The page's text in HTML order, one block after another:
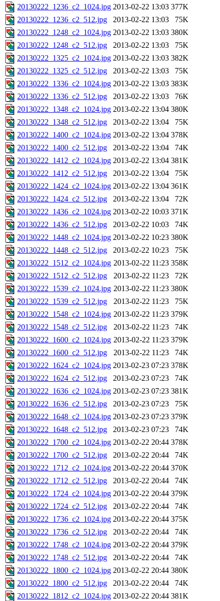
20130222_1236_c2_1024.jpg 2013-02-22 13:03 377K
20130222_1236_c2_512.jpg
2013-02-22 13:03
75K
20130222_1248_c2_1024.jpg 2013-02-22 13:03 380K
20130222_1248_c2_512.jpg
2013-02-22 13:03
75K
20130222_1325_c2_1024.jpg 2013-02-22 13:03 382K
20130222_1325_c2_512.jpg
2013-02-22 13:03
75K
20130222_1336_c2_1024.jpg 2013-02-22 13:03 383K
20130222_1336_c2_512.jpg
2013-02-22 13:03
76K
20130222_1348_c2_1024.jpg 2013-02-22 13:04 380K
20130222_1348_c2_512.jpg
2013-02-22 13:04
75K
20130222_1400_c2_1024.jpg 2013-02-22 13:04 378K
20130222_1400_c2_512.jpg
2013-02-22 13:04
74K
20130222_1412_c2_1024.jpg 2013-02-22 13:04 381K
20130222_1412_c2_512.jpg
2013-02-22 13:04
75K
20130222_1424_c2_1024.jpg 2013-02-22 13:04 361K
20130222_1424_c2_512.jpg
2013-02-22 13:04
72K
20130222_1436_c2_1024.jpg 2013-02-22 10:03 371K
20130222_1436_c2_512.jpg
2013-02-22 10:03
74K
20130222_1448_c2_1024.jpg 2013-02-22 10:23 380K
20130222_1448_c2_512.jpg
2013-02-22 10:23
75K
20130222_1512_c2_1024.jpg 2013-02-22 11:23 358K
20130222_1512_c2_512.jpg
2013-02-22 11:23
72K
20130222_1539_c2_1024.jpg 2013-02-22 11:23 380K
20130222_1539_c2_512.jpg
2013-02-22 11:23
75K
20130222_1548_c2_1024.jpg 2013-02-22 11:23 379K
20130222_1548_c2_512.jpg
2013-02-22 11:23
74K
20130222_1600_c2_1024.jpg 2013-02-22 11:23 379K
20130222_1600_c2_512.jpg
2013-02-22 11:23
74K
20130222_1624_c2_1024.jpg 2013-02-23 07:23 378K
20130222_1624_c2_512.jpg
2013-02-23 07:23
74K
20130222_1636_c2_1024.jpg 2013-02-23 07:23 381K
20130222_1636_c2_512.jpg
2013-02-23 07:23
75K
20130222_1648_c2_1024.jpg 2013-02-23 07:23 379K
20130222_1648_c2_512.jpg
2013-02-23 07:23
74K
20130222_1700_c2_1024.jpg 2013-02-22 20:44 378K
20130222_1700_c2_512.jpg
2013-02-22 20:44
74K
20130222_1712_c2_1024.jpg 2013-02-22 20:44 370K
20130222_1712_c2_512.jpg
2013-02-22 20:44
74K
20130222_1724_c2_1024.jpg 2013-02-22 20:44 379K
20130222_1724_c2_512.jpg
2013-02-22 20:44
74K
20130222_1736_c2_1024.jpg 2013-02-22 20:44 375K
20130222_1736_c2_512.jpg
2013-02-22 20:44
74K
20130222_1748_c2_1024.jpg 2013-02-22 20:44 379K
20130222_1748_c2_512.jpg
2013-02-22 20:44
74K
20130222_1800_c2_1024.jpg 2013-02-22 20:44 380K
20130222_1800_c2_512.jpg
2013-02-22 20:44
74K
20130222_1812_c2_1024.jpg 2013-02-22 20:44 381K